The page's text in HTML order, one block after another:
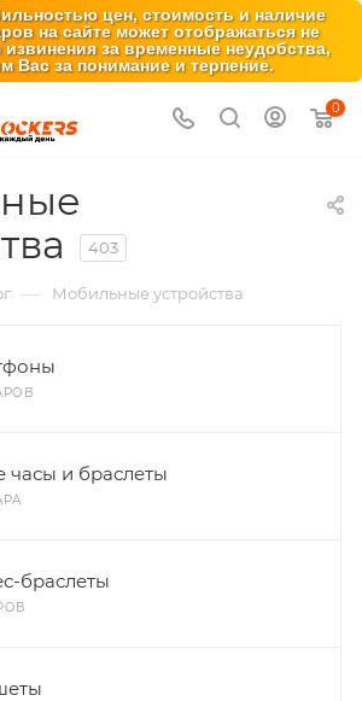
цен, стоимость и наличие
на сайте может отображаться не
за временные неудобства,
Вас за понимание и терпение.
0
403
— Мобильные устройства
часы и браслеты
браслеты